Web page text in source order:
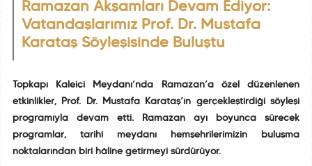
Ramazan Akşamları Devam Ediyor:
Vatandaşlarımız Prof. Dr. Mustafa
Karataş Söyleşisinde Buluştu
Topkapı Kaleiçi Meydanı’nda Ramazan’a özel düzenlenen
etkinlikler, Prof. Dr. Mustafa Karataş’ın gerçekleştirdiği söyleşi
programıyla devam etti. Ramazan ayı boyunca sürecek
programlar, tarihî meydanı hemşehrilerimizin buluşma
noktalarından biri hâline getirmeyi sürdürüyor.